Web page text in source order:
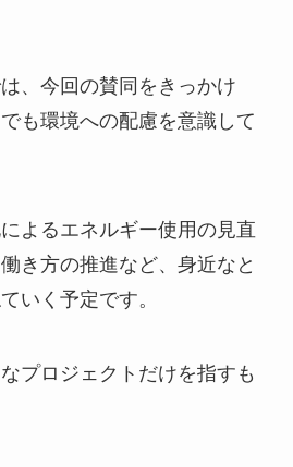
、今回の賛同をきっかけ
も環境への配慮を意識して
よるエネルギー使用の見直
き方の推進など、身近なと
いく予定です。
プロジェクトだけを指すも